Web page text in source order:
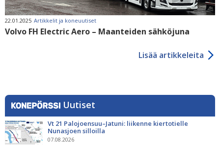
22.01.2025 Artikkelit ja koneuutiset
Volvo FH Electric Aero – Maanteiden sähköjuna
Lisää artikkeleita
Uutiset
Vt 21 Palojoensuu–Jatuni: liikenne kiertotielle
Nunasjoen silloilla
07.08.2026